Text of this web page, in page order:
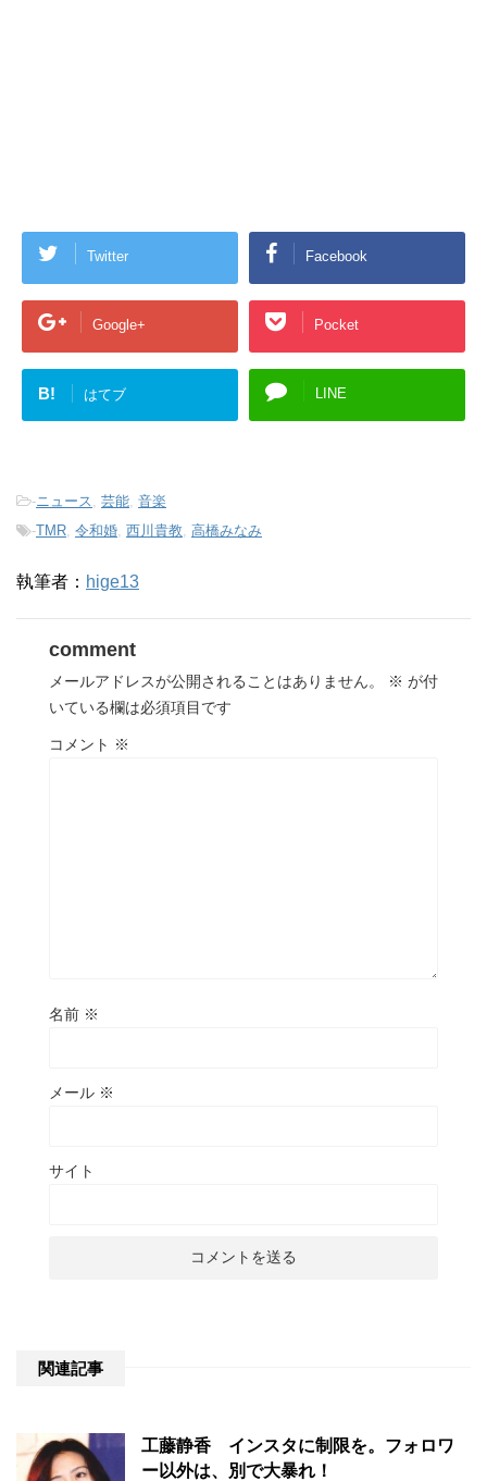
Twitter Facebook
Google+ Pocket
B! はてブ LINE
-ニュース 芸能 音楽
-TMR 令和婚 西川貴教 高橋みなみ
執筆者： hige13
comment
メールアドレスが公開されることはありません。 ※ が付
いている欄は必須項目です
コメント ※
名前 ※
メール ※
サイト
関連記事
工藤静香 インスタに制限を。フォロワ
ー以外は、別で大暴れ！